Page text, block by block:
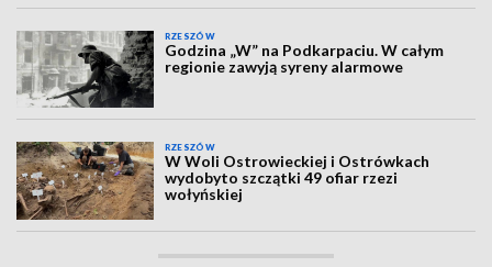
RZESZÓW
Godzina „W” na Podkarpaciu. W całym
regionie zawyją syreny alarmowe
RZESZÓW
W Woli Ostrowieckiej i Ostrówkach
wydobyto szczątki 49 ofiar rzezi
wołyńskiej